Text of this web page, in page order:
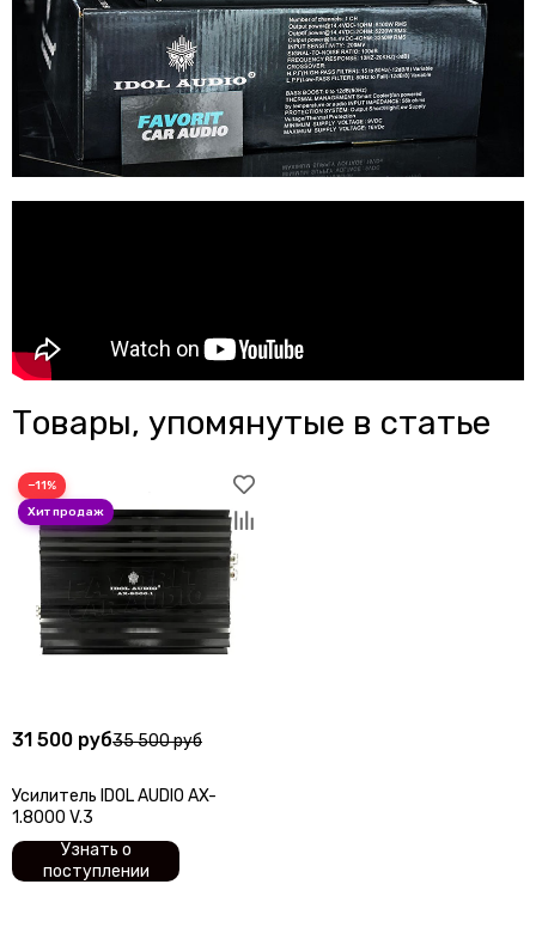
Товары, упомянутые в статье
−11%
31 500 руб35 500 руб
Усилитель IDOL AUDIO AX-
1.8000 V.3
Узнать о
поступлении